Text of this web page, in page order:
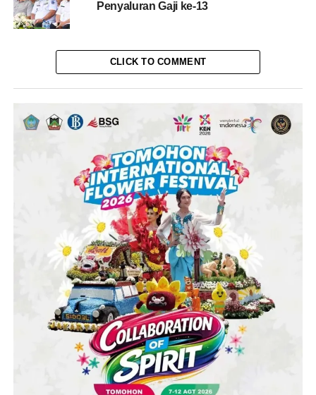
Penyaluran Gaji ke-13
CLICK TO COMMENT